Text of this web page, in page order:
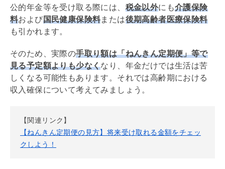
公的年金等を受け取る際には、 税金以外にも介護保険
料および国民健康保険料または後期高齢者医療保険料
も引かれます。
そのため、実際の手取り額は「ねんきん定期便」等で
見る予定額よりも少なくなり、年金だけでは生活は苦
しくなる可能性もあります。それでは高齢期における
収入確保について考えてみましょう。
【関連リンク】
【ねんきん定期便の見方】将来受け取れる金額をチェッ
クしよう！